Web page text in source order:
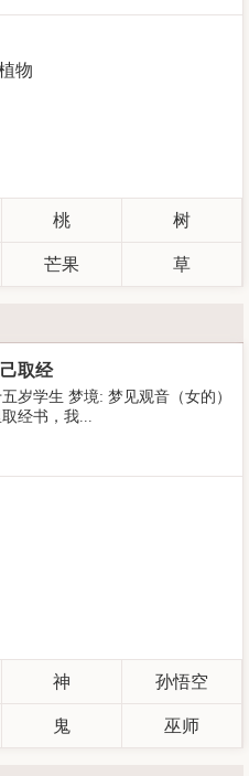
物
桃 树
芒果 草
取经
岁学生 梦境: 梦见观音（女的）
经书，我...
神 孙悟空
鬼 巫师